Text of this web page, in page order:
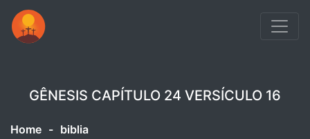
GÊNESIS CAPÍTULO 24 VERSÍCULO 16
Home - biblia